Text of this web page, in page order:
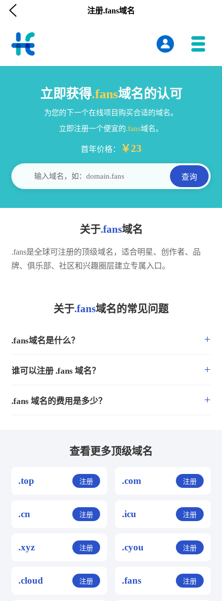
 注册.fans域名
立即获得.fans域名的认可
为您的下一个在线项目购买合适的域名。
立即注册一个便宜的.fans域名。
首年价格： ￥23
输入域名，如：domain.fans 查询
关于.fans域名
.fans是全球可注册的顶级域名，适合明星、创作者、品
牌、俱乐部、社区和兴趣圈层建立专属入口。
关于.fans域名的常见问题
.fans域名是什么？ +
谁可以注册 .fans 域名？ +
.fans 域名的费用是多少？ +
查看更多顶级域名
.top 注册 .com 注册
.cn 注册 .icu 注册
.xyz 注册 .cyou 注册
.cloud 注册 .fans 注册